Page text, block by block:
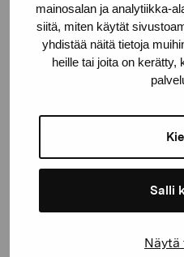
mainosalan ja analytiikka-
siitä, miten käytät
yhdistää näitä tietoja
heille tai joita on kerätty,
Salli
Näytä
proartibus@proartibus.fi
+358 (0)50 371 6339
Stay up-to-date